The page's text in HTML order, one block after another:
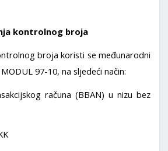
kontrolnog broja
broja koristi se međunarodni
97-10, na sljedeći način:
računa (BBAN) u nizu bez